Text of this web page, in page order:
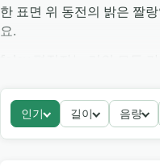
한 표면 위 동전의 밝은 짤
요.
성 짤랑임은 메뉴 UI처럼
인기 길이 음량